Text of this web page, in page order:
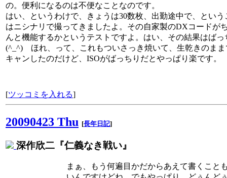
の。便利になるのは不便なことなのです。
はい、というわけで、きょうは30数枚、出勤途中で、という
はニシナリで撮ってきましたよ。その自家製のDXコードが
んと機能するかというテストですよ。はい、その結果はばっ
(^_^) ほれ、って、これもついさっき焼いて、生乾きのまま
キャンしたのだけど、ISOがばっちりだとやっぱり楽です。
[ツッコミを入れる]
20090423 Thu [長年日記]
深作欣二『仁義なき戦い』
まぁ、もう何遍目かだからあえて書くこと